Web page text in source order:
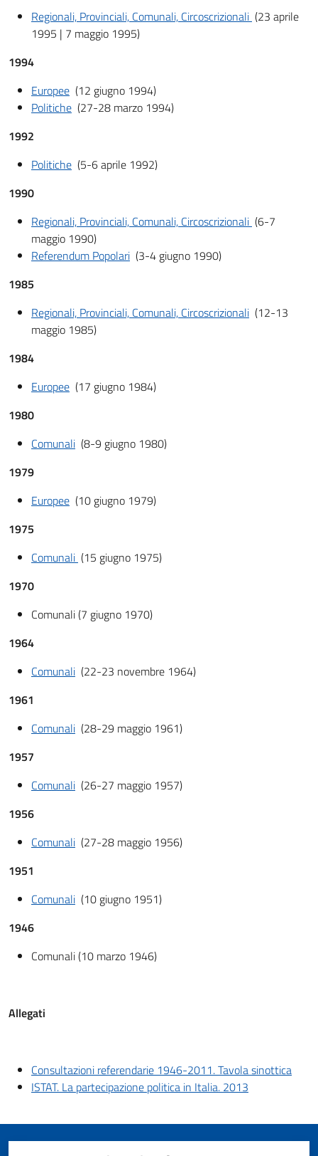
Regionali, Provinciali, Comunali, Circoscrizionali (23 aprile
1995 | 7 maggio 1995)
1994
Europee (12 giugno 1994)
Politiche (27-28 marzo 1994)
1992
Politiche (5-6 aprile 1992)
1990
Regionali, Provinciali, Comunali, Circoscrizionali (6-7
maggio 1990)
Referendum Popolari (3-4 giugno 1990)
1985
Regionali, Provinciali, Comunali, Circoscrizionali (12-13
maggio 1985)
1984
Europee (17 giugno 1984)
1980
Comunali (8-9 giugno 1980)
1979
Europee (10 giugno 1979)
1975
Comunali (15 giugno 1975)
1970
Comunali (7 giugno 1970)
1964
Comunali (22-23 novembre 1964)
1961
Comunali (28-29 maggio 1961)
1957
Comunali (26-27 maggio 1957)
1956
Comunali (27-28 maggio 1956)
1951
Comunali (10 giugno 1951)
1946
Comunali (10 marzo 1946)
Allegati
Consultazioni referendarie 1946-2011. Tavola sinottica
ISTAT. La partecipazione politica in Italia. 2013